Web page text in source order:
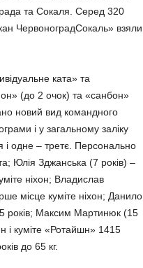
та Сокаля. Серед 320
ЧервоноградСокаль» взяли
ката» та
(до 2 очок) та «санбон»
новий вид командного
і у загальному заліку
і одне – третє. Персонально
Юлія Зджанська (7 років) –
ніхон; Владислав
місце куміте ніхон; Данило
років; Максим Мартинюк (15
і куміте «Ротайшн» 1415
до 65 кг.